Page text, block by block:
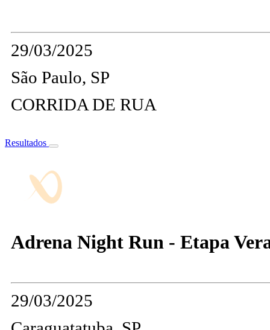
29/03/2025
São Paulo, SP
CORRIDA DE RUA
Resultados
Adrena Night Run - Etapa
29/03/2025